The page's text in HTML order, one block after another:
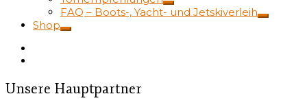
FAQ – Boots-, Yacht- und Jetskiverleih
Shop
Unsere Hauptpartner